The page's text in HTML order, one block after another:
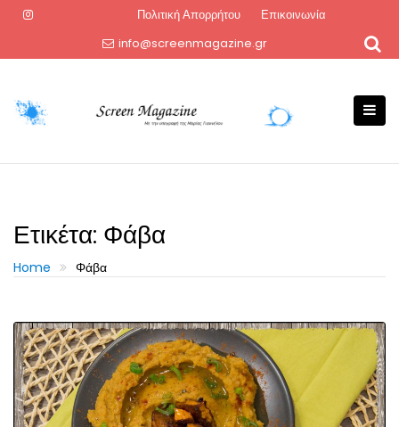
Πολιτική Απορρήτου
Επικοινωνία
info@screenmagazine.gr
Ετικέτα: Φάβα
Home Φάβα